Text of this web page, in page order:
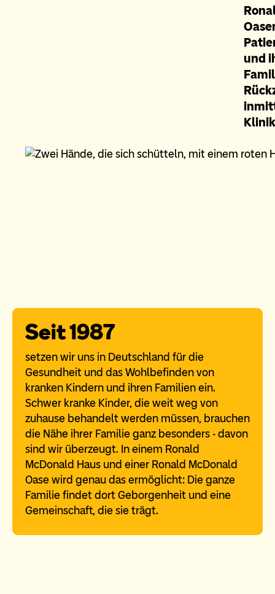
und
Seit 1987
setzen wir uns in Deutschland für die
Gesundheit und das Wohlbefinden von
kranken Kindern und ihren Familien ein.
Schwer kranke Kinder, die weit weg von
zuhause behandelt werden müssen, brauchen
die Nähe ihrer Familie ganz besonders - davon
sind wir überzeugt. In einem Ronald
McDonald Haus und einer Ronald McDonald
Oase wird genau das ermöglicht: Die ganze
Familie findet dort Geborgenheit und eine
Gemeinschaft, die sie trägt.